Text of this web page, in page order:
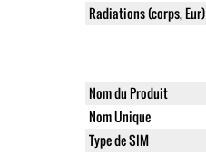
Radiations (corps, Eur)
Nom du Produit
Nom Unique
Type de SIM